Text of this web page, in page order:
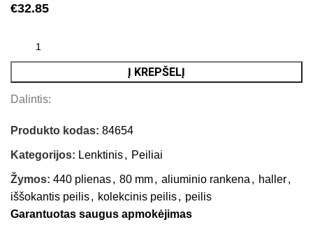
€32.85
Į KREPŠELĮ
Dalintis:
Produkto kodas:84654
Kategorijos: Lenktinis, Peiliai
Žymos: 440 plienas, 80 mm, aliuminio rankena , haller,
iššokantis peilis, kolekcinis peilis, peilis
Garantuotas saugus apmokėjimas